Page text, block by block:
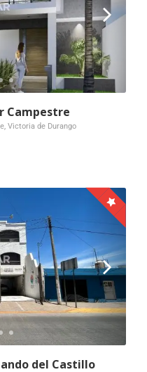
Campestre
Victoria de Durango
del Castillo